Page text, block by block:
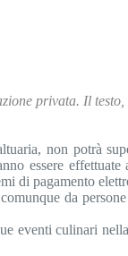
privata. Il
non potrà
essere
di pagamento
da
eventi culinari